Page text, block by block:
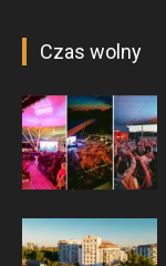
Czas wolny